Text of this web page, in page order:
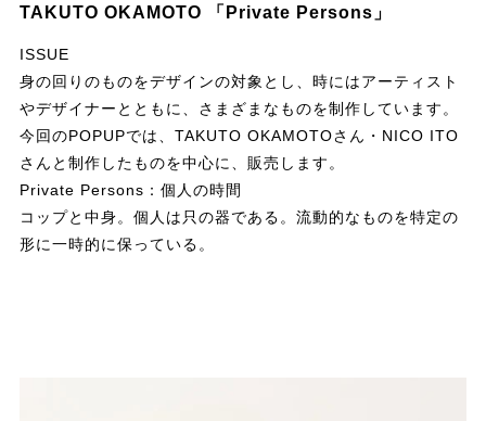
TAKUTO OKAMOTO 「Private Persons」
ISSUE
身の回りのものをデザインの対象とし、時にはアーティスト
やデザイナーとともに、さまざまなものを制作しています。
今回のPOPUPでは、TAKUTO OKAMOTOさん・NICO ITO
さんと制作したものを中心に、販売します。
Private Persons：個人の時間
コップと中身。個人は只の器である。流動的なものを特定の
形に一時的に保っている。